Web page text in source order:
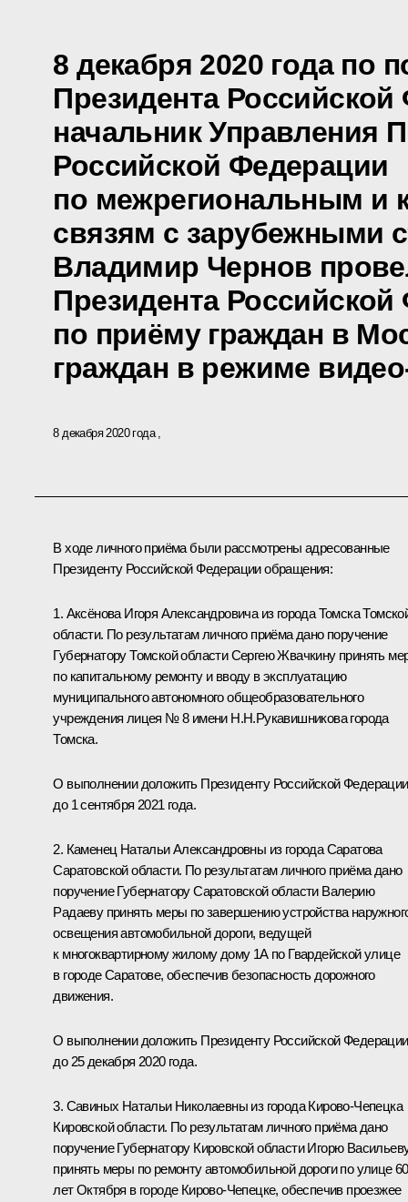
8 декабря 2020 года по
Президента
начальник Управления
Российской Федерации
по межрегиональным и
связям с зарубежными
Владимир Чернов
Президента
по приёму граждан в
граждан в режиме
8 декабря 2020 года
В ходе личного приёма были рассмотрены адресованные
Президенту Российской Федерации обращения:
1. Аксёнова Игоря Александровича из города Томска
области. По результатам личного приёма дано поручение
Губернатору Томской области Сергею Жвачкину принять
по капитальному ремонту и вводу в эксплуатацию
муниципального автономного общеобразовательного
учреждения лицея № 8 имени Н.Н.Рукавишникова города
Томска.
О выполнении доложить Президенту Российской Федерации
до 1 сентября 2021 года.
2. Каменец Натальи Александровны из города Саратова
Саратовской области. По результатам личного приёма дано
поручение Губернатору Саратовской области Валерию
Радаеву принять меры по завершению устройства
освещения автомобильной дороги, ведущей
к многоквартирному жилому дому 1А по Гвардейской улице
в городе Саратове, обеспечив безопасность дорожного
движения.
О выполнении доложить Президенту Российской Федерации
до 25 декабря 2020 года.
3. Савиных Натальи Николаевны из города Кирово-Чепецка
Кировской области. По результатам личного приёма дано
поручение Губернатору Кировской области Игорю
принять меры по ремонту автомобильной дороги по улице 60
лет Октября в городе Кирово-Чепецке, обеспечив проезжее